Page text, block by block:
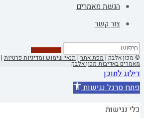
הגשת מאמרים
צור קשר
© מכון אלבק |מפת אתר|תנאי שימוש ומדיניות פרטיות |
מאמרים באדיבות מכון אלבק
דילוג לתוכן
פתח סרגל נגישות
כלי נגישות